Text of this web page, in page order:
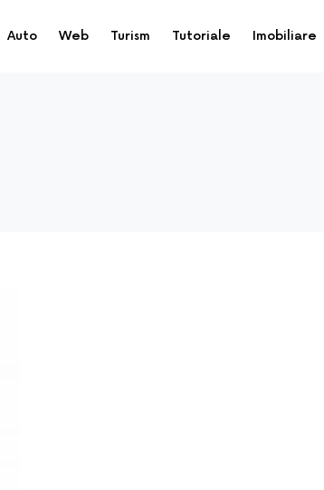
Auto Web Turism Tutoriale Imobiliare